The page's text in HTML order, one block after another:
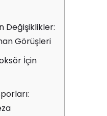
Değişiklikler:
Görüşleri
İçin